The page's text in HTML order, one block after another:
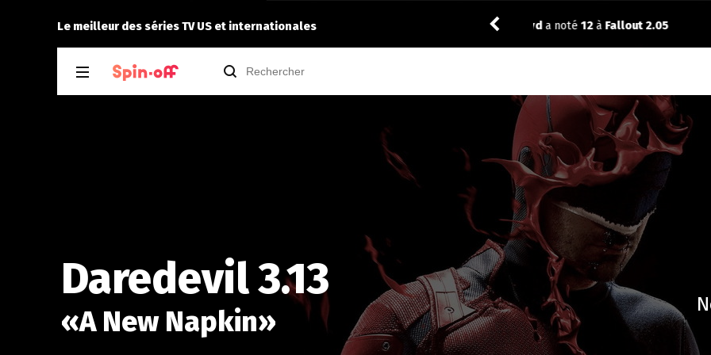
Le meilleur des séries TV US et internationales
Niclooyda noté12àFallout 2.05 Vic24a noté12àThe Best
Daredevil 3.13
«A New Napkin»